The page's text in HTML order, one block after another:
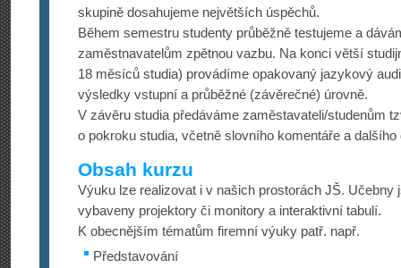
skupině dosahujeme největších úspěchů.
Během semestru studenty průběžně testujeme a
zaměstnavatelům zpětnou vazbu. Na konci větší
18 měsíců studia) provádíme opakovaný jazykový
výsledky vstupní a průběžné (závěrečné) úrovně.
V závěru studia předáváme zaměstavateli/stu­denům
o pokroku studia, včetně slovního komentáře a dalšího
Obsah kurzu
Výuku lze realizovat i v našich prostorách JŠ. Učebny
vybaveny projektory či monitory a interaktivní tabulí.
K obecnějším tématům firemní výuky patř. např.
Představování